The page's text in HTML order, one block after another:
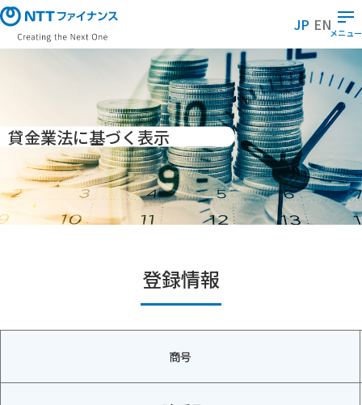
メ
イ
ン
ツ
キ
ッ
JP ENメニュー
貸金業法に基づく表示
登録情報
商号